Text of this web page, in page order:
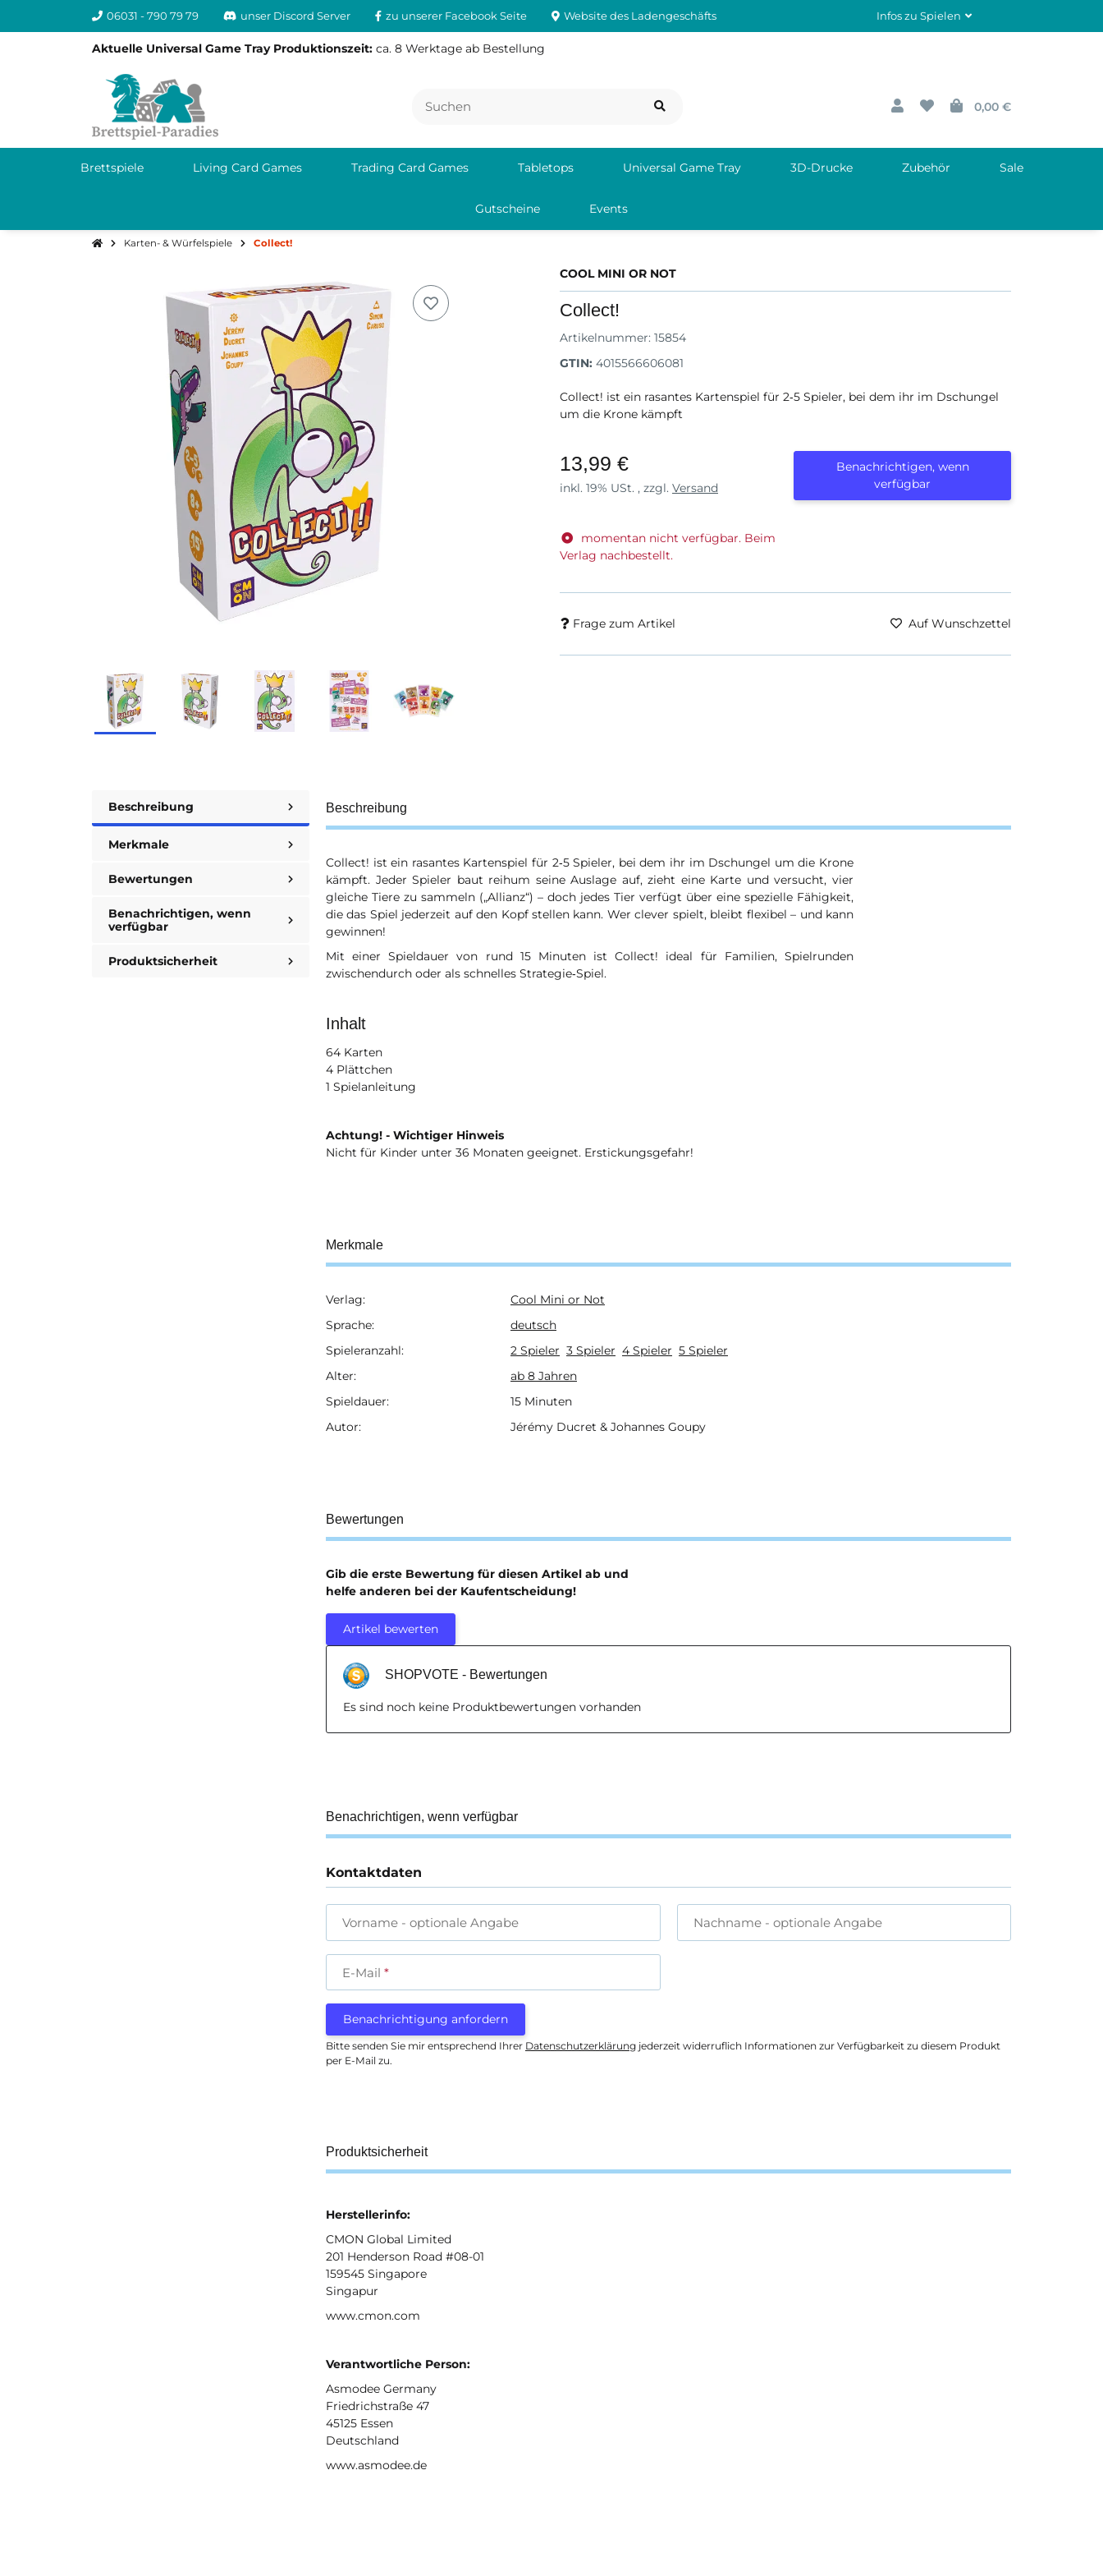
06031 - 790 79 79 unser Discord Server zu unserer Facebook Seite Website des Ladengeschäfts Infos zu Spielen
Aktuelle Universal Game Tray Produktionszeit: ca. 8 Werktage ab Bestellung
0,00 €
Brettspiele Living Card Games Trading Card Games Tabletops Universal Game Tray 3D-Drucke Zubehör Sale
Gutscheine Events
Karten- & Würfelspiele Collect!
COOL MINI OR NOT
Collect!
Artikelnummer: 15854
GTIN: 4015566606081
Collect! ist ein rasantes Kartenspiel für 2‑5 Spieler, bei dem ihr im Dschungel
um die Krone kämpft
13,99 €
inkl. 19% USt. , zzgl. Versand
momentan nicht verfügbar. Beim
Verlag nachbestellt.
Benachrichtigen, wenn
verfügbar
Frage zum Artikel Auf Wunschzettel
Beschreibung
Merkmale
Bewertungen
Benachrichtigen, wenn
verfügbar
Produktsicherheit
Beschreibung
Collect! ist ein rasantes Kartenspiel für 2‑5 Spieler, bei dem ihr im Dschungel um die Krone
kämpft. Jeder Spieler baut reihum seine Auslage auf, zieht eine Karte und versucht, vier
gleiche Tiere zu sammeln („Allianz“) – doch jedes Tier verfügt über eine spezielle Fähigkeit,
die das Spiel jederzeit auf den Kopf stellen kann. Wer clever spielt, bleibt flexibel – und kann
gewinnen!
Mit einer Spieldauer von rund 15 Minuten ist Collect! ideal für Familien, Spielrunden
zwischendurch oder als schnelles Strategie‑Spiel.
Inhalt
64 Karten
4 Plättchen
1 Spielanleitung
Achtung! - Wichtiger Hinweis
Nicht für Kinder unter 36 Monaten geeignet. Erstickungsgefahr!
Merkmale
Produkteigenschaft
Wert
Verlag:
Cool Mini or Not
Sprache:
deutsch
Spieleranzahl:
2 Spieler 3 Spieler 4 Spieler 5 Spieler
Alter:
ab 8 Jahren
Spieldauer:
15 Minuten
Autor:
Jérémy Ducret & Johannes Goupy
Bewertungen
Gib die erste Bewertung für diesen Artikel ab und
helfe anderen bei der Kaufentscheidung!
Artikel bewerten
SHOPVOTE - Bewertungen
Es sind noch keine Produktbewertungen vorhanden
Benachrichtigen, wenn verfügbar
Kontaktdaten
Vorname - optionale Angabe Nachname- optionale Angabe
E-Mail
Benachrichtigung anfordern
Bitte senden Sie mir entsprechend Ihrer Datenschutzerklärung jederzeit widerruflich Informationen zur Verfügbarkeit zu diesem Produkt
per E-Mail zu.
Produktsicherheit
Herstellerinfo:
CMON Global Limited
201 Henderson Road #08-01
159545 Singapore
Singapur
www.cmon.com
Verantwortliche Person:
Asmodee Germany
Friedrichstraße 47
45125 Essen
Deutschland
www.asmodee.de